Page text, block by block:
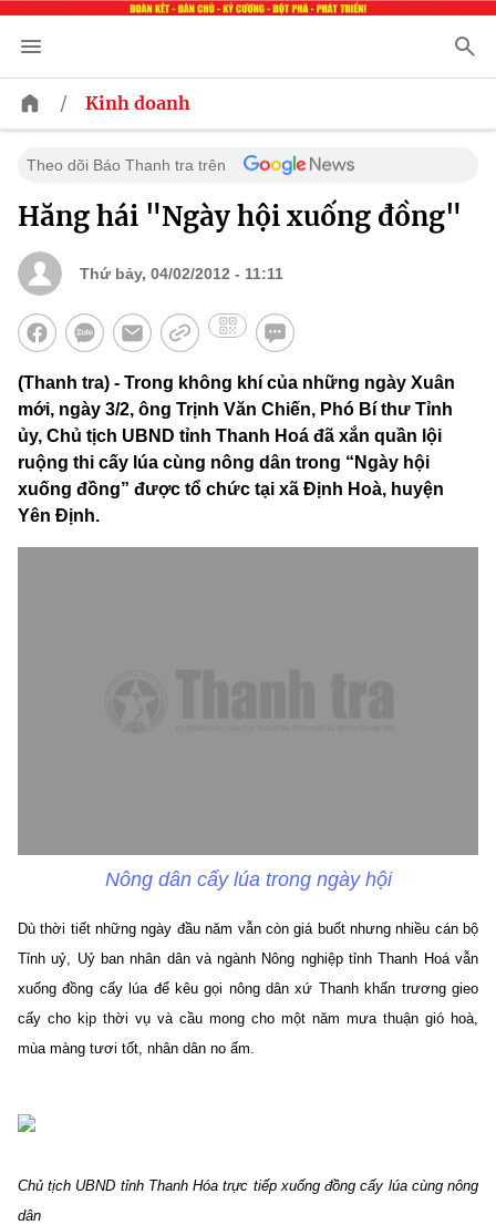
/ Kinh doanh
Theo dõi Báo Thanh tra trên
Hăng hái "Ngày hội xuống đồng"
Thứ bảy, 04/02/2012 - 11:11
(Thanh tra) - Trong không khí của những ngày Xuân
mới, ngày 3/2, ông Trịnh Văn Chiến, Phó Bí thư Tỉnh
ủy, Chủ tịch UBND tỉnh Thanh Hoá đã xắn quần lội
ruộng thi cấy lúa cùng nông dân trong “Ngày hội
xuống đồng” được tổ chức tại xã Định Hoà, huyện
Yên Định.
Nông dân cấy lúa trong ngày hội
Dù thời tiết những ngày đầu năm vẫn còn giá buốt nhưng nhiều cán bộ
Tỉnh uỷ, Uỷ ban nhân dân và ngành Nông nghiệp tỉnh Thanh Hoá vẫn
xuống đồng cấy lúa để kêu gọi nông dân xứ Thanh khẩn trương gieo
cấy cho kịp thời vụ và cầu mong cho một năm mưa thuận gió hoà,
mùa màng tươi tốt, nhân dân no ấm.
Chủ tịch UBND tỉnh Thanh Hóa trực tiếp xuống đồng cấy lúa cùng nông
dân